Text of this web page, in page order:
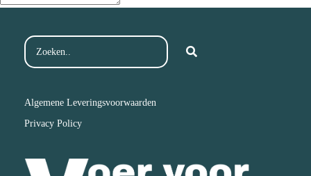
Algemene Leveringsvoorwaarden
Privacy Policy